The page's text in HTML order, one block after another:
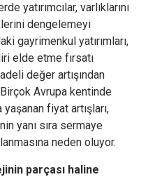
yatırımcılar, varlıklarını
dengelemeyi
gayrimenkul yatırımları,
elde etme fırsatı
değer artışından
Avrupa kentinde
fiyat artışları,
yanı sıra sermaye
neden oluyor.
parçası haline